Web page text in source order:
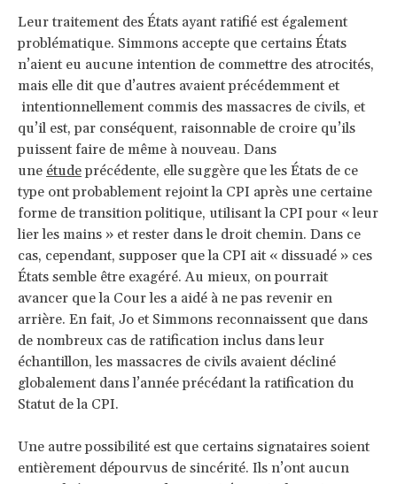
Leur traitement des États ayant ratifié est également
problématique. Simmons accepte que certains États
n’aient eu aucune intention de commettre des atrocités,
mais elle dit que d’autres avaient précédemment et
intentionnellement commis des massacres de civils, et
qu’il est, par conséquent, raisonnable de croire qu’ils
puissent faire de même à nouveau. Dans
une étudeprécédente, elle suggère que les États de ce
type ont probablement rejoint la CPI après une certaine
forme de transition politique, utilisant la CPI pour « leur
lier les mains » et rester dans le droit chemin. Dans ce
cas, cependant, supposer que la CPI ait « dissuadé » ces
États semble être exagéré. Au mieux, on pourrait
avancer que la Cour les a aidé à ne pas revenir en
arrière. En fait, Jo et Simmons reconnaissent que dans
de nombreux cas de ratification inclus dans leur
échantillon, les massacres de civils avaient décliné
globalement dans l’année précédant la ratification du
Statut de la CPI.
Une autre possibilité est que certains signataires soient
entièrement dépourvus de sincérité. Ils n’ont aucun